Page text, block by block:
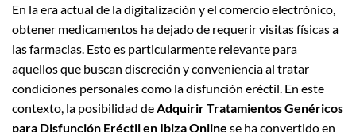
En la era actual de la digitalización y el comercio electrónico,
obtener medicamentos ha dejado de requerir visitas físicas a
las farmacias. Esto es particularmente relevante para
aquellos que buscan discreción y conveniencia al tratar
condiciones personales como la disfunción eréctil. En este
contexto, la posibilidad de Adquirir Tratamientos Genéricos
para Disfunción Eréctil en Ibiza Online se ha convertido en